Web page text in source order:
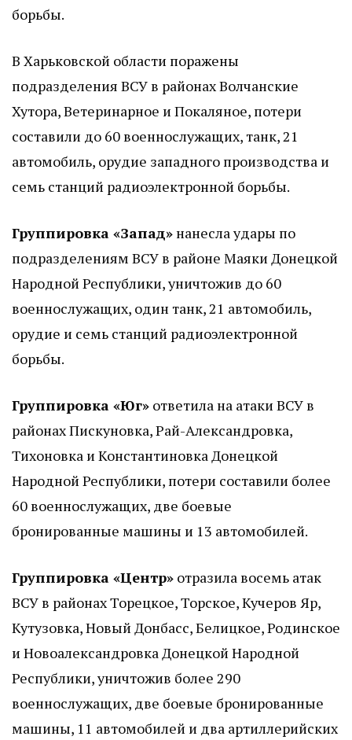
борьбы.
В Харьковской области поражены
подразделения ВСУ в районах Волчанские
Хутора, Ветеринарное и Покаляное, потери
составили до 60 военнослужащих, танк, 21
автомобиль, орудие западного производства и
семь станций радиоэлектронной борьбы.
Группировка «Запад»нанесла удары по
подразделениям ВСУ в районе Маяки Донецкой
Народной Республики, уничтожив до 60
военнослужащих, один танк, 21 автомобиль,
орудие и семь станций радиоэлектронной
борьбы.
Группировка «Юг» ответила на атаки ВСУ в
районах Пискуновка, Рай-Александровка,
Тихоновка и Константиновка Донецкой
Народной Республики, потери составили более
60 военнослужащих, две боевые
бронированные машины и 13 автомобилей.
Группировка «Центр» отразила восемь атак
ВСУ в районах Торецкое, Торское, Кучеров Яр,
Кутузовка, Новый Донбасс, Белицкое, Родинское
и Новоалександровка Донецкой Народной
Республики, уничтожив более 290
военнослужащих, две боевые бронированные
машины, 11 автомобилей и два артиллерийских